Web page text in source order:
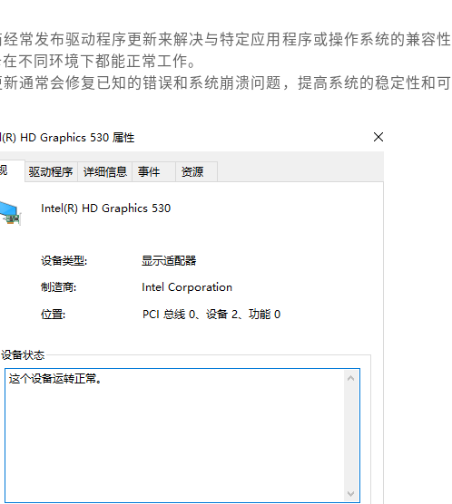
常发布驱动程序更新来解决与特定应用程序或操作系统的兼容性
不同环境下都能正常工作。
通常会修复已知的错误和系统崩溃问题，提高系统的稳定性和可